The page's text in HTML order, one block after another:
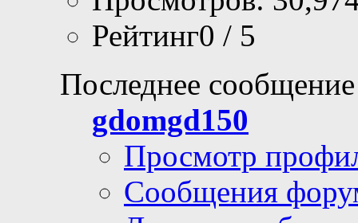
Рейтинг0 / 5
Последнее
gdomgd150
Просмотр
Сообщения